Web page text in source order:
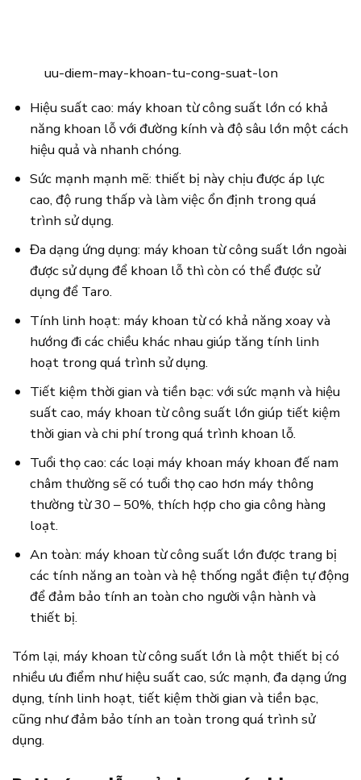
uu-diem-may-khoan-tu-cong-suat-lon
Hiệu suất cao: máy khoan từ công suất lớn có khả
năng khoan lỗ với đường kính và độ sâu lớn một cách
hiệu quả và nhanh chóng.
Sức mạnh mạnh mẽ: thiết bị này chịu được áp lực
cao, độ rung thấp và làm việc ổn định trong quá
trình sử dụng.
Đa dạng ứng dụng: máy khoan từ công suất lớn ngoài
được sử dụng để khoan lỗ thì còn có thể được sử
dụng để Taro.
Tính linh hoạt: máy khoan từ có khả năng xoay và
hướng đi các chiều khác nhau giúp tăng tính linh
hoạt trong quá trình sử dụng.
Tiết kiệm thời gian và tiền bạc: với sức mạnh và hiệu
suất cao, máy khoan từ công suất lớn giúp tiết kiệm
thời gian và chi phí trong quá trình khoan lỗ.
Tuổi thọ cao: các loại máy khoan máy khoan đế nam
châm thường sẽ có tuổi thọ cao hơn máy thông
thường từ 30 – 50%, thích hợp cho gia công hàng
loạt.
An toàn: máy khoan từ công suất lớn được trang bị
các tính năng an toàn và hệ thống ngắt điện tự động
để đảm bảo tính an toàn cho người vận hành và
thiết bị.
Tóm lại, máy khoan từ công suất lớn là một thiết bị có
nhiều ưu điểm như hiệu suất cao, sức mạnh, đa dạng ứng
dụng, tính linh hoạt, tiết kiệm thời gian và tiền bạc,
cũng như đảm bảo tính an toàn trong quá trình sử
dụng.